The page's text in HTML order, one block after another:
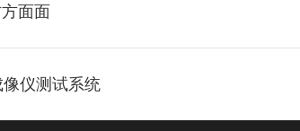
面面
仪测试系统